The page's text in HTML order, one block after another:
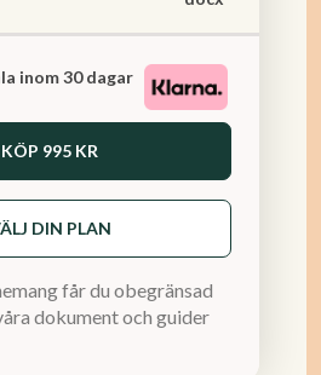
inom 30 dagar
KÖP 995 KR
DIN PLAN
får du obegränsad
dokument och guider